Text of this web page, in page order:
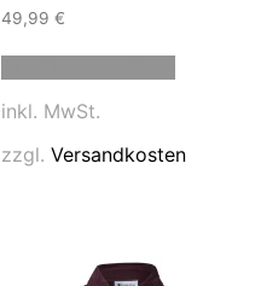
49,99 €
auf.
inkl. MwSt.
zzgl. Versandkosten